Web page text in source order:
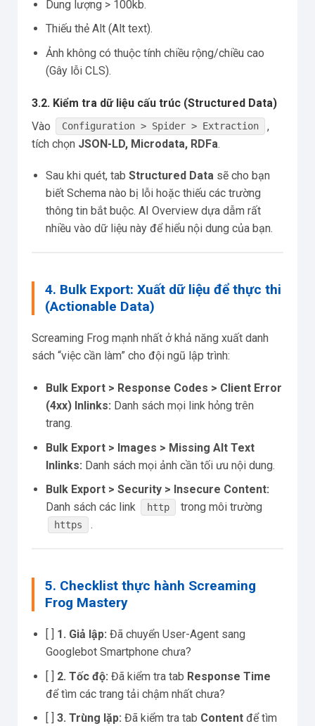
Dung lượng > 100kb.
Thiếu thẻ Alt (Alt text).
Ảnh không có thuộc tính chiều rộng/chiều cao
(Gây lỗi CLS).
3.2. Kiểm tra dữ liệu cấu trúc (Structured Data)
Vào
Configuration > Spider > Extraction
,
tích chọn JSON-LD, Microdata, RDFa.
Sau khi quét, tab Structured Data sẽ cho bạn
biết Schema nào bị lỗi hoặc thiếu các trường
thông tin bắt buộc. AI Overview dựa dẫm rất
nhiều vào dữ liệu này để hiểu nội dung của bạn.
4. Bulk Export: Xuất dữ liệu để thực thi
(Actionable Data)
Screaming Frog mạnh nhất ở khả năng xuất danh
sách “việc cần làm” cho đội ngũ lập trình:
Bulk Export > Response Codes > Client Error
(4xx) Inlinks: Danh sách mọi link hỏng trên
trang.
Bulk Export > Images > Missing Alt Text
Inlinks: Danh sách mọi ảnh cần tối ưu nội dung.
Bulk Export > Security > Insecure Content:
Danh sách các link
http trong môi trường
https .
5. Checklist thực hành Screaming
Frog Mastery
[ ] 1. Giả lập: Đã chuyển User-Agent sang
Googlebot Smartphone chưa?
[ ] 2. Tốc độ: Đã kiểm tra tab Response Time
để tìm các trang tải chậm nhất chưa?
[ ] 3. Trùng lặp: Đã kiểm tra tab Content để tìm